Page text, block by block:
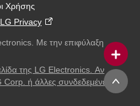
Χρήσης
LG Privacy
Με την επιφύλαξη
της LG Electronics. Αν
Corp. ή άλλες συνδεδεμένες